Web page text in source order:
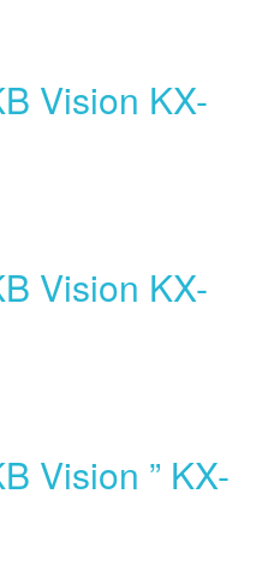
Vision KX-
Vision KX-
Vision ” KX-